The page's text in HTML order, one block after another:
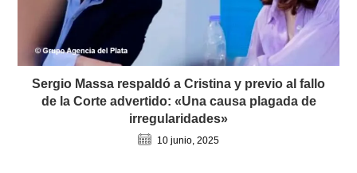
Sergio Massa respaldó a Cristina y previo al fallo
de la Corte advertido: «Una causa plagada de
irregularidades»
10 junio, 2025